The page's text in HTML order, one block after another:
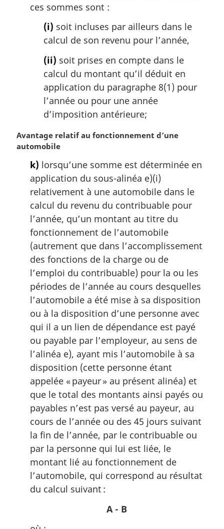
ces sommes sont :
(i) soit incluses par ailleurs dans le
calcul de son revenu pour l’année,
(ii) soit prises en compte dans le
calcul du montant qu’il déduit en
application du paragraphe 8(1) pour
l’année ou pour une année
d’imposition antérieure;
N
o
Avantage relatif au fonctionnement d’une
automobile
k) lorsqu’une somme est déterminée en
application du sous-alinéa e)(i)
relativement à une automobile dans le
calcul du revenu du contribuable pour
l’année, qu’un montant au titre du
fonctionnement de l’automobile
(autrement que dans l’accomplissement
des fonctions de la charge ou de
l’emploi du contribuable) pour la ou les
périodes de l’année au cours desquelles
l’automobile a été mise à sa disposition
ou à la disposition d’une personne avec
qui il a un lien de dépendance est payé
ou payable par l’employeur, au sens de
l’alinéa e), ayant mis l’automobile à sa
disposition (cette personne étant
appelée « payeur » au présent alinéa) et
que le total des montants ainsi payés ou
payables n’est pas versé au payeur, au
cours de l’année ou des 45 jours suivant
la fin de l’année, par le contribuable ou
par la personne qui lui est liée, le
montant lié au fonctionnement de
l’automobile, qui correspond au résultat
du calcul suivant :
A - B